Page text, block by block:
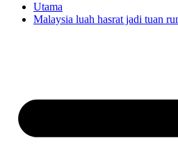
Utama
Malaysia luah hasrat jadi tuan